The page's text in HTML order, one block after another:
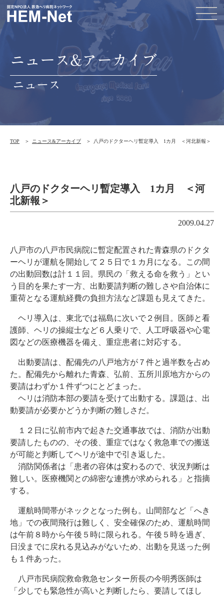
ニュース&アーカイブ
ニュース
TOP ニュース&アーカイブ 八戸のドクターヘリ暫定導入 1カ月 ＜河北新報＞
八戸のドクターヘリ暫定導入 1カ月 ＜河
北新報＞
2009.04.27
八戸市の八戸市民病院に暫定配置された青森県のドクタ
ーヘリが運航を開始して２５日で１カ月になる。この間
の出動回数は計１１回。県民の「救える命を救う」とい
う目的を果たす一方、出動要請判断の難しさや自治体に
重荷となる運航経費の負担方法など課題も見えてきた。
ヘリ導入は、東北では福島に次いで２例目。医師と看
護師、ヘリの操縦士など６人乗りで、人工呼吸器や心電
図などの医療機器を備え、重症患者に対応する。
出動要請は、配備先の八戸地方が７件と過半数を占め
た。配備先から離れた青森、弘前、五所川原地方からの
要請はわずか１件ずつにとどまった。
ヘリは消防本部の要請を受けて出動する。課題は、出
動要請が必要かどうか判断の難しさだ。
１２日に弘前市内で起きた交通事故では、消防が出動
要請したものの、その後、重症ではなく救急車での搬送
が可能と判断してヘリが途中で引き返した。
消防関係者は「患者の容体は変わるので、状況判断は
難しい。医療機関との綿密な連携が求められる」と指摘
する。
運航時間帯がネックとなった例も。山間部など「へき
地」での夜間飛行は難しく、安全確保のため、運航時間
は午前８時から午後５時に限られる。午後５時を過ぎ、
日没までに戻れる見込みがないため、出動を見送った例
も１件あった。
八戸市民病院救命救急センター所長の今明秀医師は
「少しでも緊急性が高いと判断したら、要請してほし